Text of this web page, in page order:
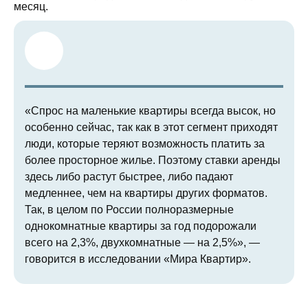
месяц.
«Спрос на маленькие квартиры всегда высок, но
особенно сейчас, так как в этот сегмент приходят
люди, которые теряют возможность платить за
более просторное жилье. Поэтому ставки аренды
здесь либо растут быстрее, либо падают
медленнее, чем на квартиры других форматов.
Так, в целом по России полноразмерные
однокомнатные квартиры за год подорожали
всего на 2,3%, двухкомнатные — на 2,5%», —
говорится в исследовании «Мира Квартир».